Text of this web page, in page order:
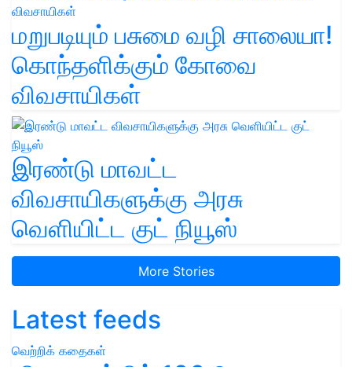
மறுபடியும் பசுமை வழி சாலையா!
கொந்தளிக்கும் கோவை
விவசாயிகள்
இரண்டு மாவட்ட
விவசாயிகளுக்கு அரசு
வெளியிட்ட குட் நியூஸ்
More Stories
Latest feeds
வெற்றிக் கதைகள்